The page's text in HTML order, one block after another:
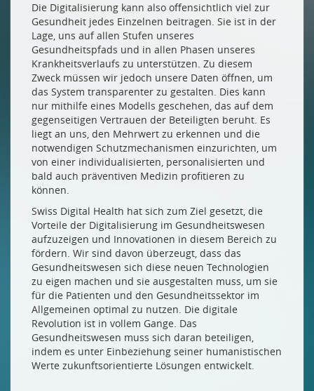
Die Digitalisierung kann also offensichtlich viel zur
Gesundheit jedes Einzelnen beitragen. Sie ist in der
Lage, uns auf allen Stufen unseres
Gesundheitspfads und in allen Phasen unseres
Krankheitsverlaufs zu unterstützen. Zu diesem
Zweck müssen wir jedoch unsere Daten öffnen, um
das System transparenter zu gestalten. Dies kann
nur mithilfe eines Modells geschehen, das auf dem
gegenseitigen Vertrauen der Beteiligten beruht. Es
liegt an uns, den Mehrwert zu erkennen und die
notwendigen Schutzmechanismen einzurichten, um
von einer individualisierten, personalisierten und
bald auch präventiven Medizin profitieren zu
können.
Swiss Digital Health hat sich zum Ziel gesetzt, die
Vorteile der Digitalisierung im Gesundheitswesen
aufzuzeigen und Innovationen in diesem Bereich zu
fördern. Wir sind davon überzeugt, dass das
Gesundheitswesen sich diese neuen Technologien
zu eigen machen und sie ausgestalten muss, um sie
für die Patienten und den Gesundheitssektor im
Allgemeinen optimal zu nutzen. Die digitale
Revolution ist in vollem Gange. Das
Gesundheitswesen muss sich daran beteiligen,
indem es unter Einbeziehung seiner humanistischen
Werte zukunftsorientierte Lösungen entwickelt.